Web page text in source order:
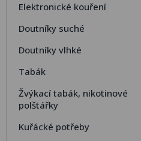
Elektronické kouření
Doutníky suché
Doutníky vlhké
Tabák
Žvýkací tabák, nikotinové
polštářky
Kuřácké potřeby